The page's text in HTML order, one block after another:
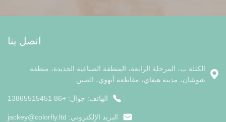
اتصل بنا
الكتلة ب، المرحلة الرابعة، المنطقة الصناعية الجديدة، منطقة
شوشان، مدينة هيفاي، مقاطعة آنهوي، الصين.
الهاتف: جوال: +86 13865515451
البريد الإلكتروني: jackey@colorfly.ltd